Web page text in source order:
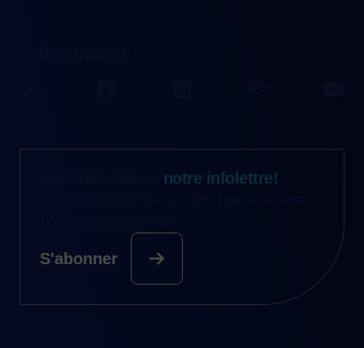
notre infolettre!
S'abonner